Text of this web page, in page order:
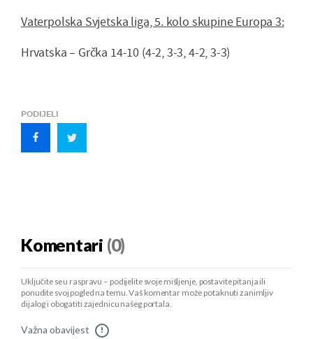
Vaterpolska Svjetska liga, 5. kolo skupine Europa 3:
Hrvatska – Grčka 14-10 (4-2, 3-3, 4-2, 3-3)
PODIJELI
Komentari (0)
Uključite se u raspravu – podijelite svoje mišljenje, postavite pitanja ili
ponudite svoj pogled na temu. Vaš komentar može potaknuti zanimljiv
dijalog i obogatiti zajednicu našeg portala.
Važna obavijest !